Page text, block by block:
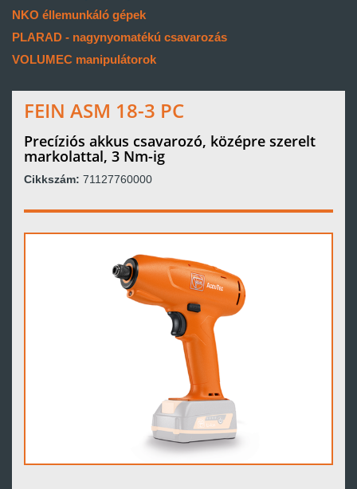
NKO éllemunkáló gépek
PLARAD - nagynyomatékú csavarozás
VOLUMEC manipulátorok
FEIN ASM 18-3 PC
Precíziós akkus csavarozó, középre szerelt
markolattal, 3 Nm-ig
Cikkszám: 71127760000